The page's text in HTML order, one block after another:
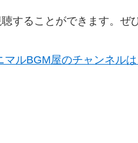
することができます。ぜ
マルBGM屋のチャンネル